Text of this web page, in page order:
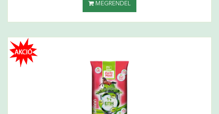
MEGRENDEL